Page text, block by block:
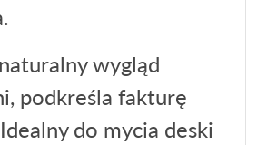
wygląd
podkreśla fakturę
do mycia deski